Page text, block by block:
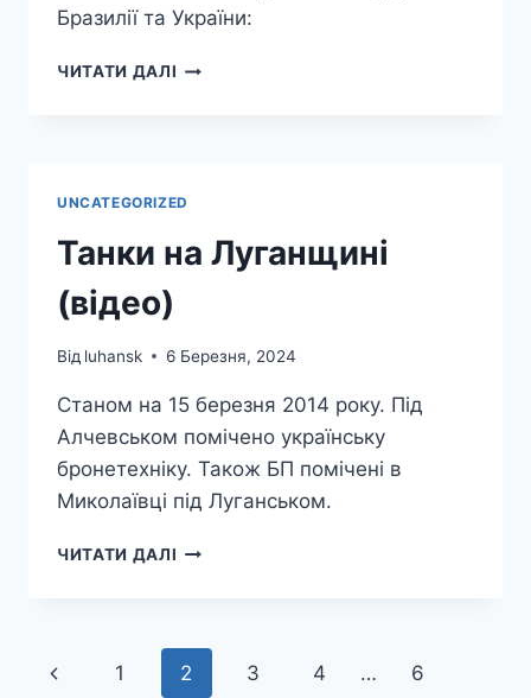
Бразилії та України:
ЧИТАТИ ДАЛІ МУЗЕЙ
UNCATEGORIZED
Танки на Луганщині
(відео)
Від luhansk 6 Березня, 2024
Станом на 15 березня 2014 року. Під
Алчевськом помічено українську
бронетехніку. Також БП помічені в
Миколаївці під Луганськом.
ЧИТАТИ ДАЛІ ТАНКИ
Навігація
Попередня
1 2 3 4 … 6